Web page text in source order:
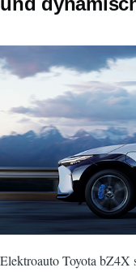
Elektroauto Toyota bZ4X